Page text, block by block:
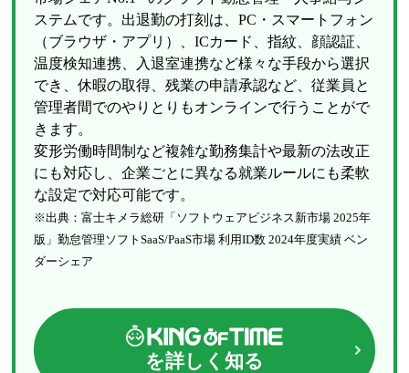
ステムです。出退勤の打刻は、PC・スマートフォン
（ブラウザ・アプリ）、ICカード、指紋、顔認証、
温度検知連携、入退室連携など様々な手段から選択
でき、休暇の取得、残業の申請承認など、従業員と
管理者間でのやりとりもオンラインで行うことがで
きます。
変形労働時間制など複雑な勤務集計や最新の法改正
にも対応し、企業ごとに異なる就業ルールにも柔軟
な設定で対応可能です。
※出典：富士キメラ総研「ソフトウェアビジネス新市場 2025年
版」勤怠管理ソフトSaaS/PaaS市場 利用ID数 2024年度実績 ベン
ダーシェア
を詳しく知る